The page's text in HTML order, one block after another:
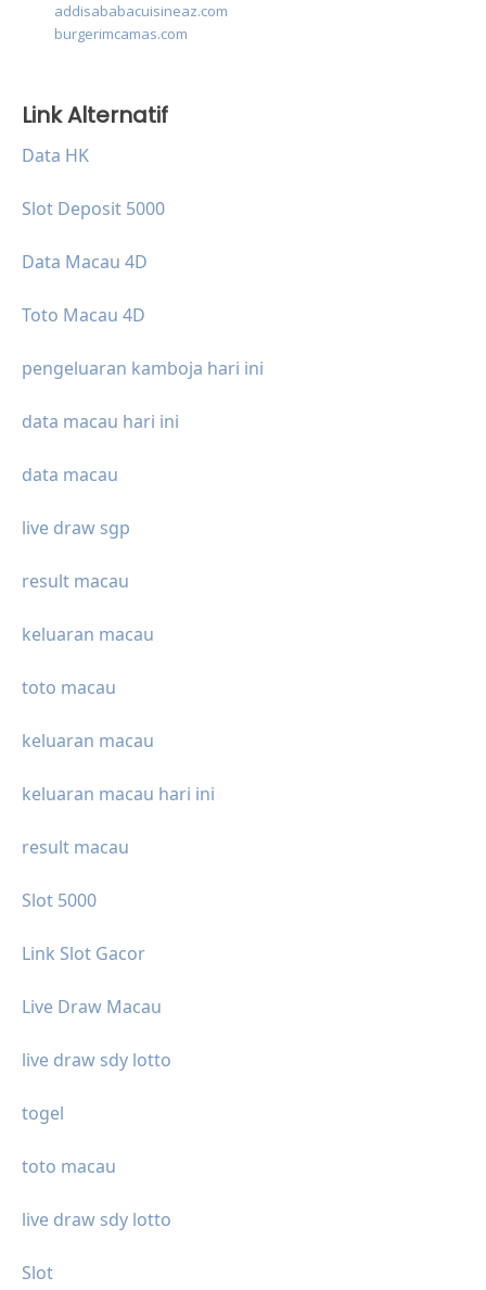
addisababacuisineaz.com
burgerimcamas.com
Link Alternatif
Data HK
Slot Deposit 5000
Data Macau 4D
Toto Macau 4D
pengeluaran kamboja hari ini
data macau hari ini
data macau
live draw sgp
result macau
keluaran macau
toto macau
keluaran macau
keluaran macau hari ini
result macau
Slot 5000
Link Slot Gacor
Live Draw Macau
live draw sdy lotto
togel
toto macau
live draw sdy lotto
Slot